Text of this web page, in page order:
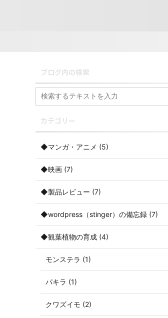
ブログ内の検索
カテゴリー
◆マンガ・アニメ (5)
◆映画 (7)
◆製品レビュー (7)
◆wordpress（stinger）の備忘録 (7)
◆観葉植物の育成 (4)
モンステラ (1)
パキラ (1)
クワズイモ (2)